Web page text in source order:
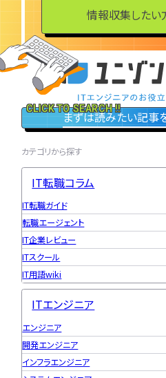
情報収集したい
CLICK TO SEARCH !!
まずは読みたい記事
カテゴリから探す
IT転職コラム
IT転職ガイド
転職エージェント
IT企業レビュー
ITスクール
IT用語wiki
ITエンジニア
エンジニア
開発エンジニア
インフラエンジニア